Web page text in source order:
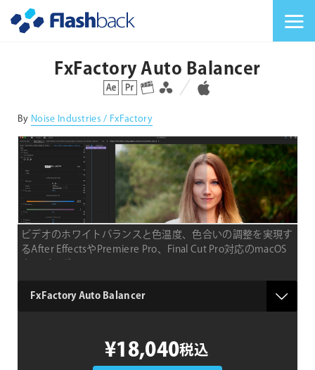
FxFactory Auto Balancer
対応プラットフォーム 対応OS
By Noise Industries / FxFactory
ビデオのホワイトバランスと色温度、色合いの調整を実現す
るAfter EffectsやPremiere Pro、Final Cut Pro対応のmacOS
type
¥18,040税込